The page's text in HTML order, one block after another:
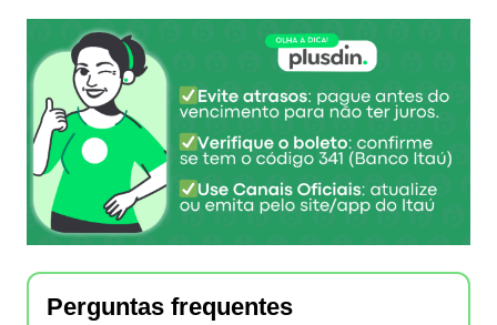
Perguntas frequentes